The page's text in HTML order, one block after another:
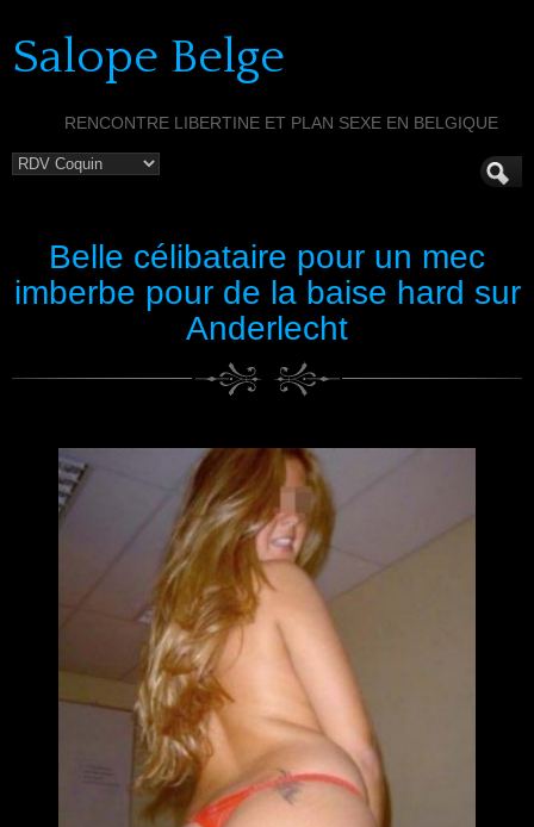
Salope Belge
RENCONTRE LIBERTINE ET PLAN SEXE EN BELGIQUE
Belle célibataire pour un mec
imberbe pour de la baise hard sur
Anderlecht